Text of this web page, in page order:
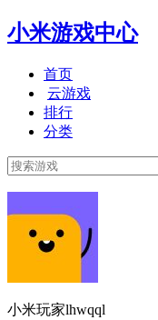
小米游戏中心
首页
云游戏
排行
分类
小米玩家lhwqql